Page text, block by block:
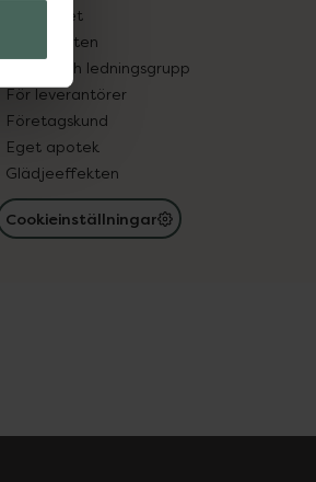
Hållbarhet
Samarbeten
Ägare och ledningsgrupp
För leverantörer
Företagskund
Eget apotek
Glädjeeffekten
Cookieinställningar